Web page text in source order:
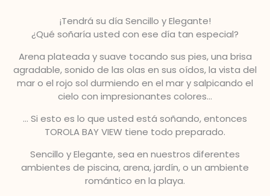
¡Tendrá su día Sencillo y Elegante!
¿Qué soñaría usted con ese día tan especial?
Arena plateada y suave tocando sus pies, una brisa
agradable, sonido de las olas en sus oídos, la vista del
mar o el rojo sol durmiendo en el mar y salpicando el
cielo con impresionantes colores…
… Si esto es lo que usted está soñando, entonces
TOROLA BAY VIEW tiene todo preparado.
Sencillo y Elegante, sea en nuestros diferentes
ambientes de piscina, arena, jardín, o un ambiente
romántico en la playa.